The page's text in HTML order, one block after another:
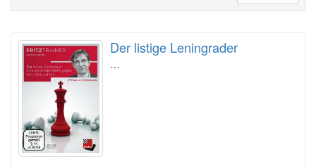
Der listige Leningrader
…